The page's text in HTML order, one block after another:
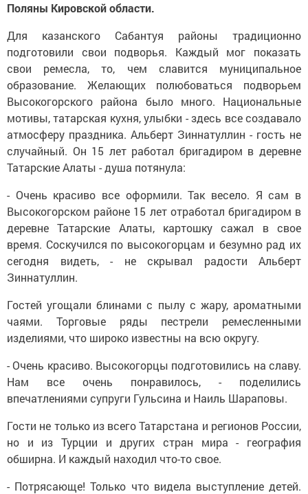
Поляны Кировской области.
Для казанского Сабантуя районы традиционно
подготовили свои подворья. Каждый мог показать
свои ремесла, то, чем славится муниципальное
образование. Желающих полюбоваться подворьем
Высокогорского района было много. Национальные
мотивы, татарская кухня, улыбки - здесь все создавало
атмосферу праздника. Альберт Зиннатуллин - гость не
случайный. Он 15 лет работал бригадиром в деревне
Татарские Алаты - душа потянула:
- Очень красиво все оформили. Так весело. Я сам в
Высокогорском районе 15 лет отработал бригадиром в
деревне Татарские Алаты, картошку сажал в свое
время. Соскучился по высокогорцам и безумно рад их
сегодня видеть, - не скрывал радости Альберт
Зиннатуллин.
Гостей угощали блинами с пылу с жару, ароматными
чаями. Торговые ряды пестрели ремесленными
изделиями, что широко известны на всю округу.
- Очень красиво. Высокогорцы подготовились на славу.
Нам все очень понравилось, - поделились
впечатлениями супруги Гульсина и Наиль Шараповы.
Гости не только из всего Татарстана и регионов России,
но и из Турции и других стран мира - география
обширна. И каждый находил что-то свое.
- Потрясающе! Только что видела выступление детей.